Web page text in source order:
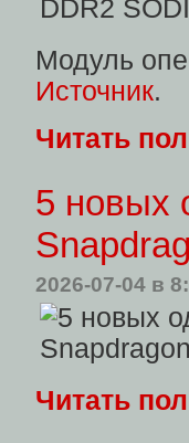
Модуль
Источник.
Читать
5 новых
2026-07-04 в
Читать